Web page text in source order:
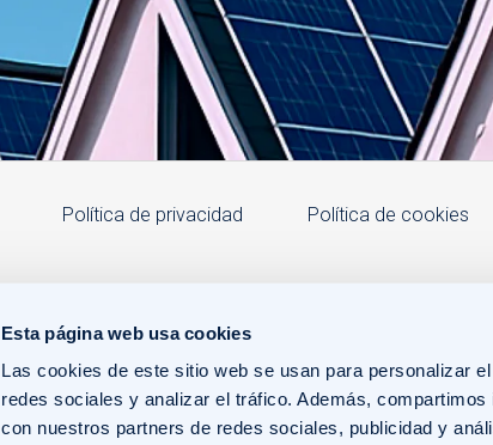
Esta página web usa cookies
Las cookies de este sitio web se usan para personalizar
redes sociales y analizar el tráfico. Además,
con nuestros partners de redes sociales, publicidad y
Política de privacidad Política de cookies